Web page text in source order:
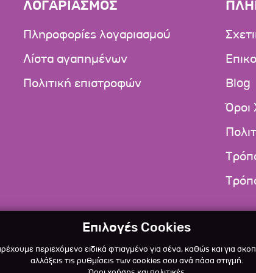
ΛΟΓΑΡΙΑΣΜΟΣ
Πληροφορίες λογαριασμού
Λίστα αγαπημένων
Πολιτική επιστροφών
Blog
Όροι
Επιλογές Cookies
περιεχόμενο ειδικά φτιαγμένο για σένα, καθώς και για
αλλάξεις τις ρυθμίσεις των cookies σου ανά πάσα στιγμή.